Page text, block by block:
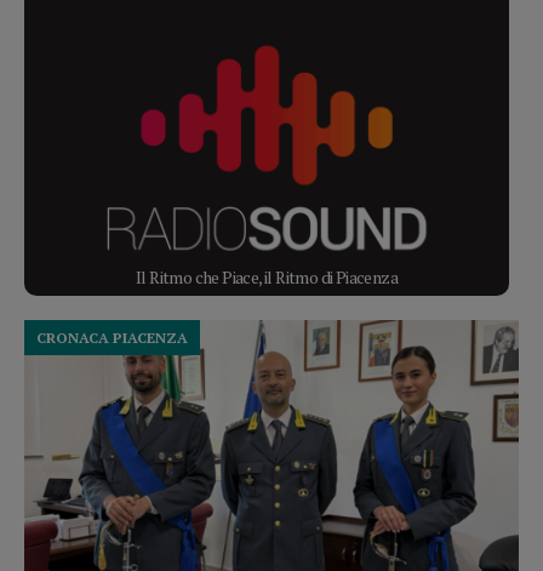
Il Ritmo che Piace, il Ritmo di Piacenza
CRONACA PIACENZA